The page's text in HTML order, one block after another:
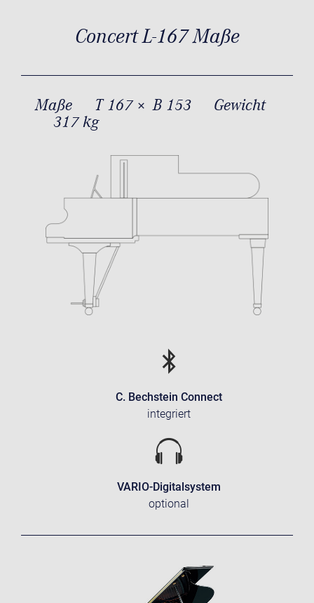
Concert L-167 Maße
Maße T 167 × B 153
Gewicht
317 kg
C. Bechstein Connect
integriert
VARIO-Digitalsystem
optional